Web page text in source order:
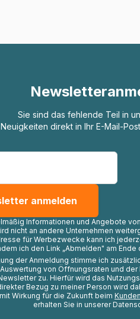
Sie sind das fehlende Teil in
direkt in Ihr E-Mail-
Informationen und Angebote von
nicht an andere Unternehmen
für Werbezwecke kann ich
ich den Link „Abmelden" am
der Anmeldung stimme ich
von Öffnungsraten und
zu. Hierfür wird das
Bezug zu meiner Person wird
Wirkung für die Zukunft beim
erhalten Sie in unserer